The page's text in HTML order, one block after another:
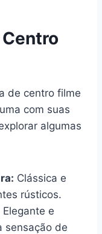
de centro filme
com suas
algumas
Clássica e
rústicos.
Elegante e
sensação de